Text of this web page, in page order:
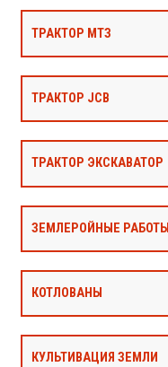
ТРАКТОР МТЗ
ТРАКТОР JCB
ТРАКТОР ЭКСКАВАТОР
ЗЕМЛЕРОЙНЫЕ РАБОТЫ
КОТЛОВАНЫ
КУЛЬТИВАЦИЯ ЗЕМЛИ